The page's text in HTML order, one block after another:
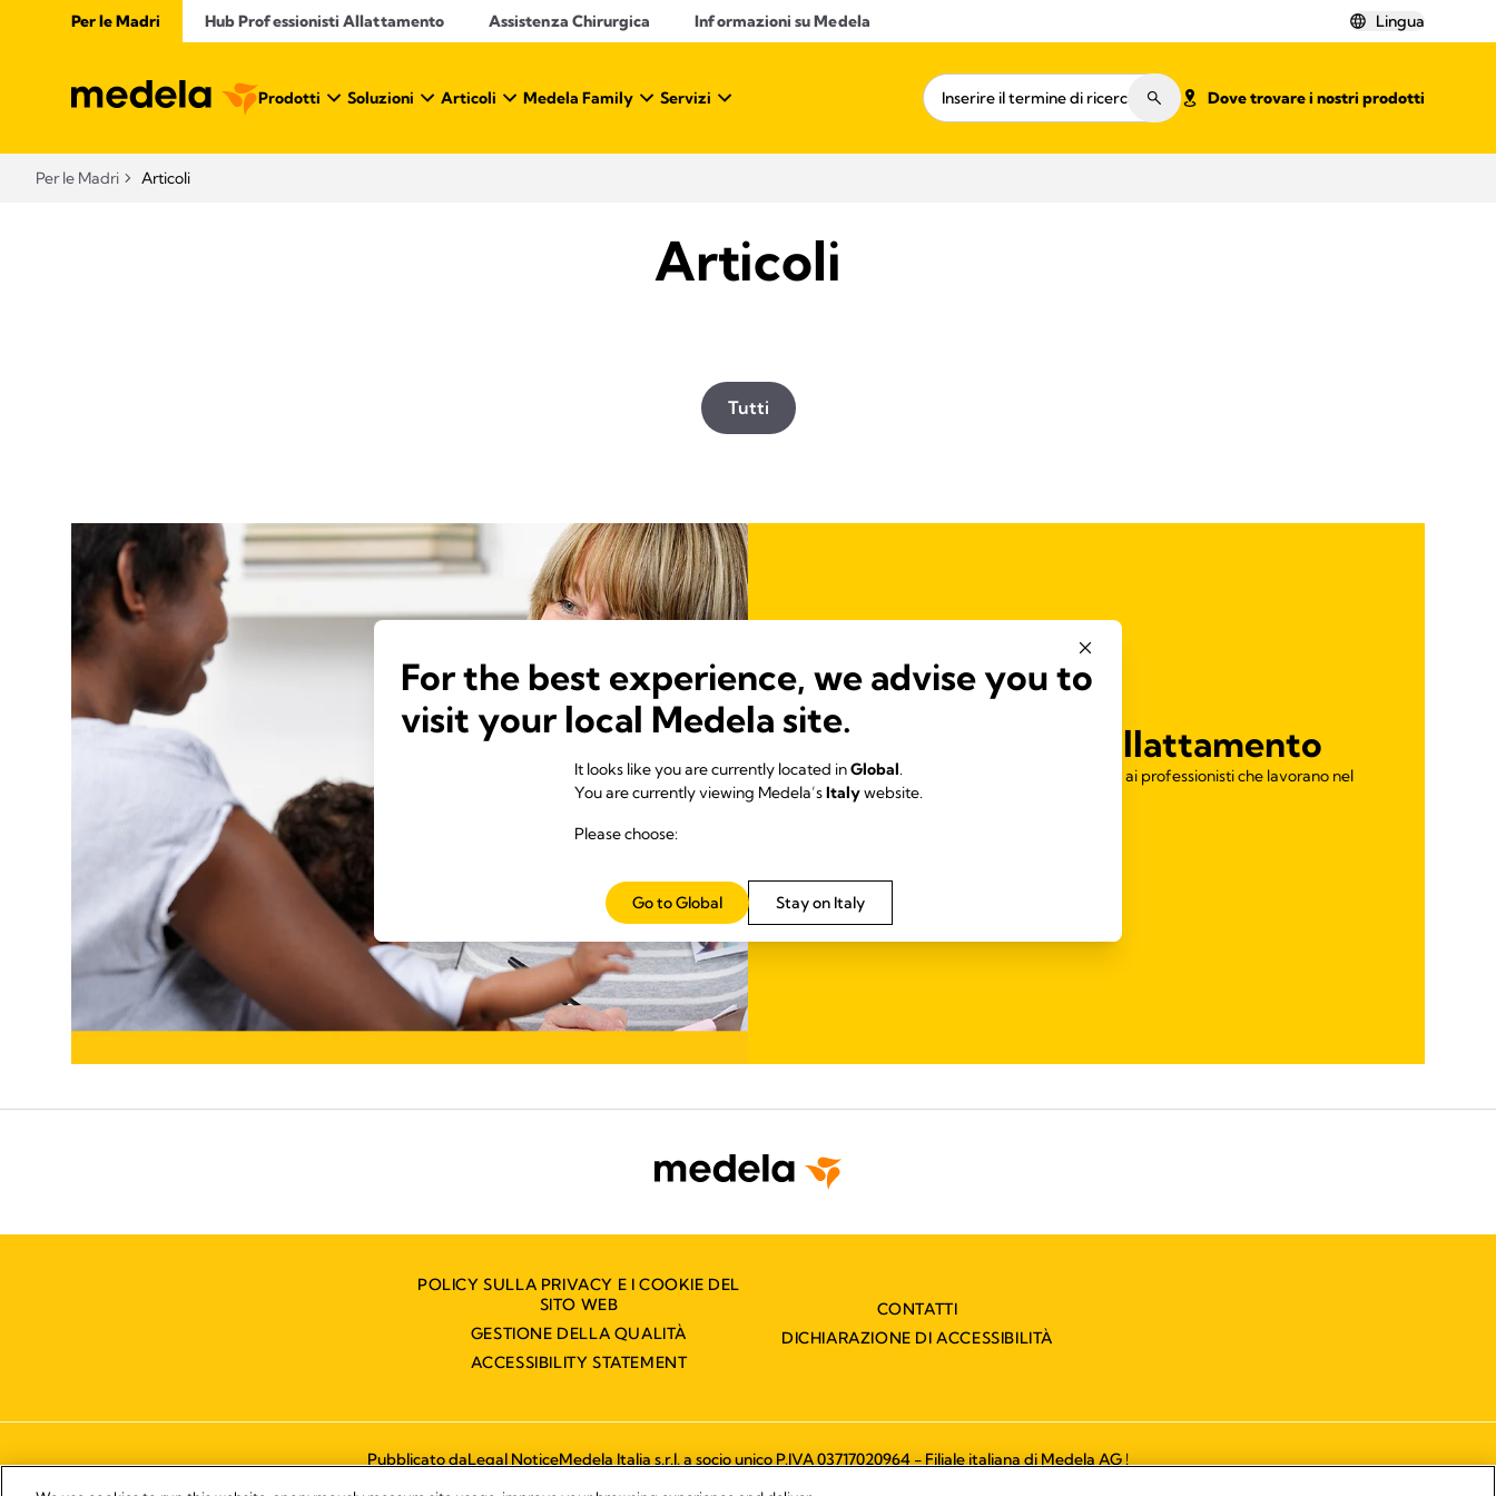
Per le Madri Hub Professionisti Allattamento​ Assistenza Chirurgica Informazioni su Medela Lingua
Prodotti Soluzioni Articoli Medela Family Servizi Dove trovare i nostri prodotti
Per le Madri Articoli
Articoli
Tutti
Professionisti dell'allattamento
Articoli e whitepaper dedicati specificamente ai professionisti che lavorano nel
campo dell'allattamento al seno
POLICY SULLA PRIVACY E I COOKIE DEL
SITO WEB
GESTIONE DELLA QUALITÀ
ACCESSIBILITY STATEMENT
CONTATTI
DICHIARAZIONE DI ACCESSIBILITÀ
Pubblicato daLegal NoticeMedela Italia s.r.l. a socio unico P.IVA 03717020964 - Filiale italiana di Medela AG !
For the best experience, we advise you to
visit your local Medela site.
It looks like you are currently located inGlobal.
You are currently viewing Medela’sItalywebsite.
Please choose:
Stay on Italy
Go to Global